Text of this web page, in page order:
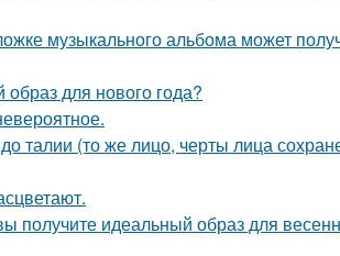
музыкального альбома может
для нового года?
талии (то же лицо, черты лица
получите идеальный образ для